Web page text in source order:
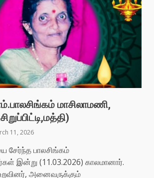
மாசிலாமணி,
11, 2026
சேர்ந்த பாலசிங்கம்
இன்று (11.03.2026) காலமானார்.
அனைவருக்கும்